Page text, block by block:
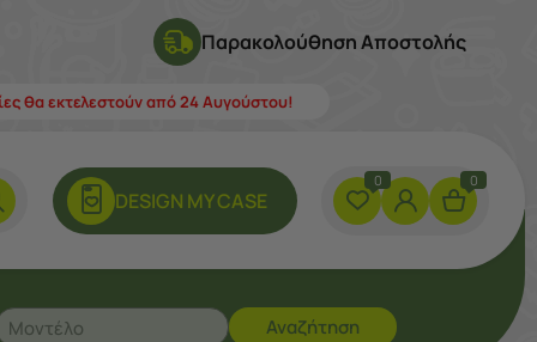
Παρακολούθηση Αποστολής
θα εκτελεστούν από 24 Αυγούστου!
DESIGN ΜY CASE
0 0
Αναζήτηση